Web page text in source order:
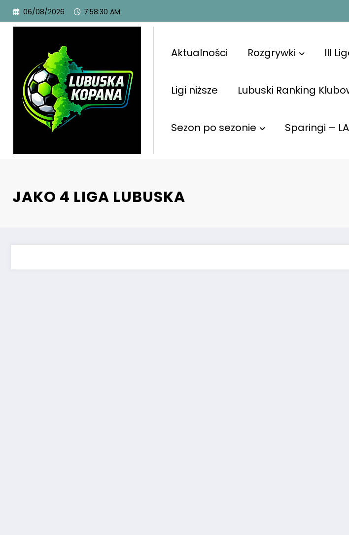
06/08/2026 7:58:32 AM
Aktualności Rozgrywki III
Ligi niższe Lubuski Ranking
Sezon po sezonie Sparingi –
JAKO 4 LIGA LUBUSKA